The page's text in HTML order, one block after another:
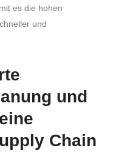
es die hohen
und
und
Chain